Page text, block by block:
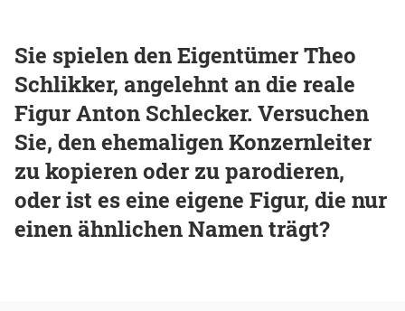
Sie spielen den Eigentümer Theo
Schlikker, angelehnt an die reale
Figur Anton Schlecker. Versuchen
Sie, den ehemaligen Konzernleiter
zu kopieren oder zu parodieren,
oder ist es eine eigene Figur, die nur
einen ähnlichen Namen trägt?